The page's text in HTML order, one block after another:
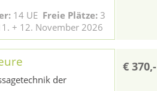
14 UE Freie Plätze:3
+ 12. November 2026
der
€ 370,-